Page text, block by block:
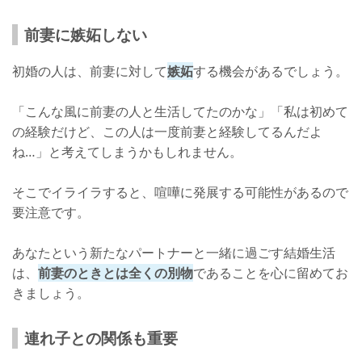
前妻に嫉妬しない
初婚の人は、前妻に対して嫉妬する機会があるでしょう。
「こんな風に前妻の人と生活してたのかな」「私は初めて
の経験だけど、この人は一度前妻と経験してるんだよ
ね…」と考えてしまうかもしれません。
そこでイライラすると、喧嘩に発展する可能性があるので
要注意です。
あなたという新たなパートナーと一緒に過ごす結婚生活
は、 前妻のときとは全くの別物であることを心に留めてお
きましょう。
連れ子との関係も重要